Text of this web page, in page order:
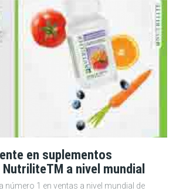
en suplementos
a nivel mundial
número 1 en ventas a nivel mundial de